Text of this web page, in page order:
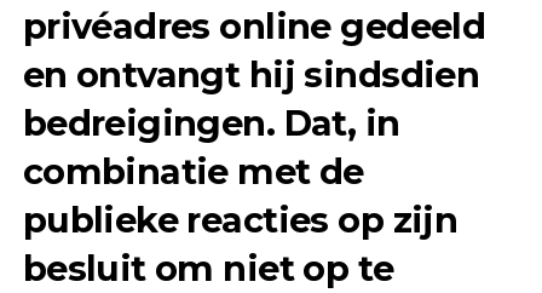
privéadres online gedeeld
en ontvangt hij sindsdien
bedreigingen. Dat, in
combinatie met de
publieke reacties op zijn
besluit om niet op te